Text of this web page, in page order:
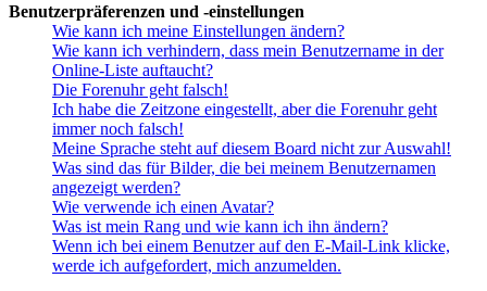
Benutzerpräferenzen und -einstellungen
Wie kann ich meine Einstellungen ändern?
Wie kann ich verhindern, dass mein Benutzername in der
Online-Liste auftaucht?
Die Forenuhr geht falsch!
Ich habe die Zeitzone eingestellt, aber die Forenuhr geht
immer noch falsch!
Meine Sprache steht auf diesem Board nicht zur Auswahl!
Was sind das für Bilder, die bei meinem Benutzernamen
angezeigt werden?
Wie verwende ich einen Avatar?
Was ist mein Rang und wie kann ich ihn ändern?
Wenn ich bei einem Benutzer auf den E-Mail-Link klicke,
werde ich aufgefordert, mich anzumelden.